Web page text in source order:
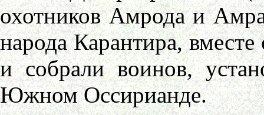
охотников Амрода и
народа Карантира,
и собрали воинов,
Южном Оссирианде.